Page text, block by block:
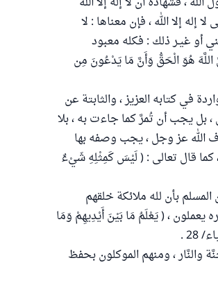
إلا الله ، فإن معناها : لا
أو غيـر ذلك : فكله معبود
اللَّهَ هُوَ الْحَقُّ وَأَنَّ مَا يَدْعُونَ مِن
في كتابه العزيز ، والثابتة عن
، بل يجب أن تُمرَّ كما جاءت به ، بلا
الله عز وجل ، يجب وصفه بها
قال تعالى : ( لَيْسَ كَمِثْلِهِ شَيْءٌ
المسلم بأن لله ملائكة خلقهم
يعملون ، ( يَعْلَمُ مَا بَيْنَ أَيْدِيهِمْ وَمَا
.
والنَّار ، ومنهم الموكلون بحفظ